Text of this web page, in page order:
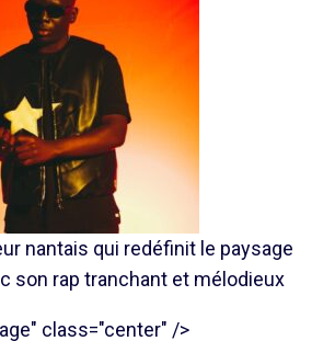
nantais qui redéfinit le paysage
son rap tranchant et mélodieux
class="center" />